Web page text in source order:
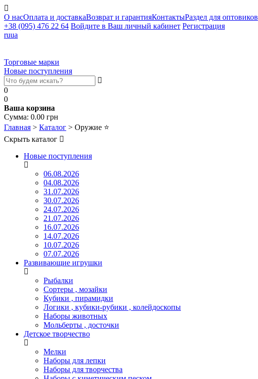
О насОплата и доставкаВозврат и гарантияКонтактыРаздел для оптовиков
+38 (095) 476 22 64 Войдите в Ваш личный кабинет Регистрация
ruua
Торговые марки
Новые поступления
0
0
Ваша корзина
Сумма: 0.00 грн
Главная > Каталог > Оружие ⭐
Скрыть каталог
Новые поступления
06.08.2026
04.08.2026
31.07.2026
30.07.2026
24.07.2026
21.07.2026
16.07.2026
14.07.2026
10.07.2026
07.07.2026
Развивающие игрушки
Рыбалки
Сортеры , мозайки
Кубики , пирамидки
Логики , кубики-рубики , колейдоскопы
Наборы животных
Мольберты , досточки
Детское творчество
Мелки
Наборы для лепки
Наборы для творчества